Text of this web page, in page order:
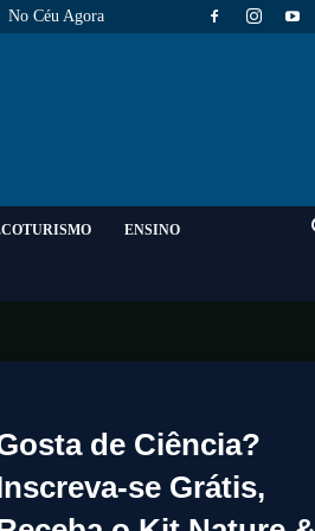
No Céu Agora
ENSINO
de Ciência?
se Grátis,